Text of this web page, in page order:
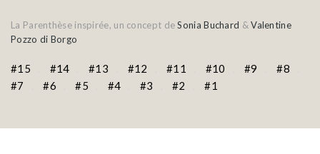
La Parenthèse inspirée, un concept deSonia Buchard &Valentine
Pozzo di Borgo
#15 #14 #13 #12 #11 #10 #9
#8
#7
#6 #5 #4 #3 #2 #1